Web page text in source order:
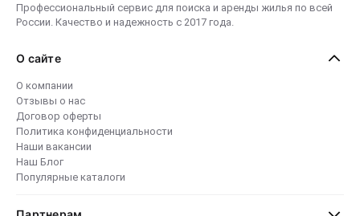
Профессиональный сервис для поиска и аренды жилья по всей
России. Качество и надежность с 2017 года.
О сайте
О компании
Отзывы о нас
Договор оферты
Политика конфиденциальности
Наши вакансии
Наш Блог
Популярные каталоги